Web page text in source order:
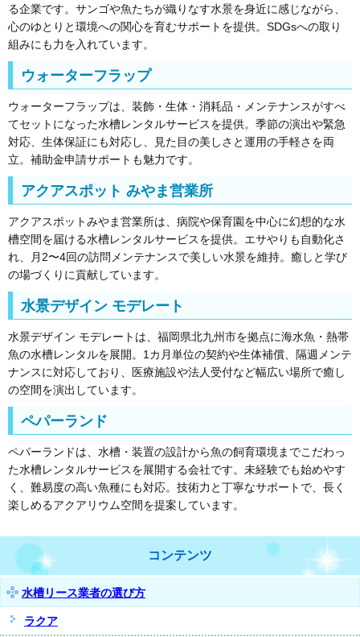
る企業です。サンゴや魚たちが織りなす水景を身近に感じながら、
心のゆとりと環境への関心を育むサポートを提供。SDGsへの取り
組みにも力を入れています。
ウォーターフラップ
ウォーターフラップは、装飾・生体・消耗品・メンテナンスがすべ
てセットになった水槽レンタルサービスを提供。季節の演出や緊急
対応、生体保証にも対応し、見た目の美しさと運用の手軽さを両
立。補助金申請サポートも魅力です。
アクアスポット みやま営業所
アクアスポットみやま営業所は、病院や保育園を中心に幻想的な水
槽空間を届ける水槽レンタルサービスを提供。エサやりも自動化さ
れ、月2〜4回の訪問メンテナンスで美しい水景を維持。癒しと学び
の場づくりに貢献しています。
水景デザイン モデレート
水景デザイン モデレートは、福岡県北九州市を拠点に海水魚・熱帯
魚の水槽レンタルを展開。1カ月単位の契約や生体補償、隔週メンテ
ナンスに対応しており、医療施設や法人受付など幅広い場所で癒し
の空間を演出しています。
ペパーランド
ペパーランドは、水槽・装置の設計から魚の飼育環境までこだわっ
た水槽レンタルサービスを展開する会社です。未経験でも始めやす
く、難易度の高い魚種にも対応。技術力と丁寧なサポートで、長く
楽しめるアクアリウム空間を提案しています。
コンテンツ
水槽リース業者の選び方
ラクア